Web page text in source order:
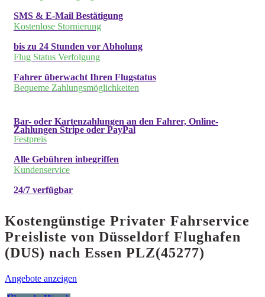
SMS & E-Mail Bestätigung
Kostenlose Stornierung
bis zu 24 Stunden vor Abholung
Flug Status Verfolgung
Fahrer überwacht Ihren Flugstatus
Bequeme Zahlungsmöglichkeiten
Bar- oder Kartenzahlungen an den Fahrer, Online-
Zahlungen Stripe oder PayPal
Festpreis
Alle Gebühren inbegriffen
Kundenservice
24/7 verfügbar
Kostengünstige Privater Fahrservice
Preisliste von Düsseldorf Flughafen
(DUS) nach Essen PLZ(45277)
Angebote anzeigen